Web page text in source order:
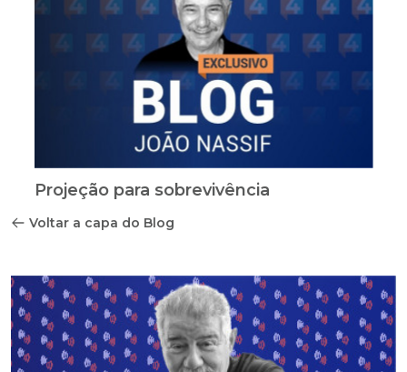
Projeção para sobrevivência
Voltar a capa do Blog